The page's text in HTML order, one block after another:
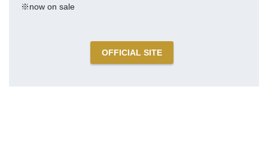
※now on sale
OFFICIAL SITE